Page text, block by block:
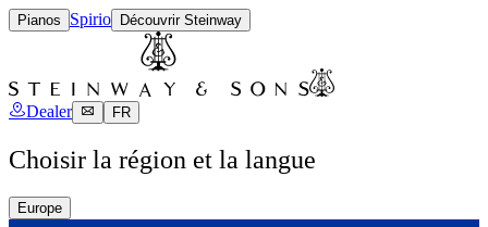
Pianos Spirio Découvrir Steinway
Dealer FR
Choisir la région et la langue
Europe